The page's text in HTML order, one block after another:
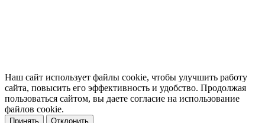
Наш сайт использует файлы cookie, чтобы улучшить работу
сайта, повысить его эффективность и удобство. Продолжая
пользоваться сайтом, вы даете согласие на использование
файлов cookie.
Принять Отклонить